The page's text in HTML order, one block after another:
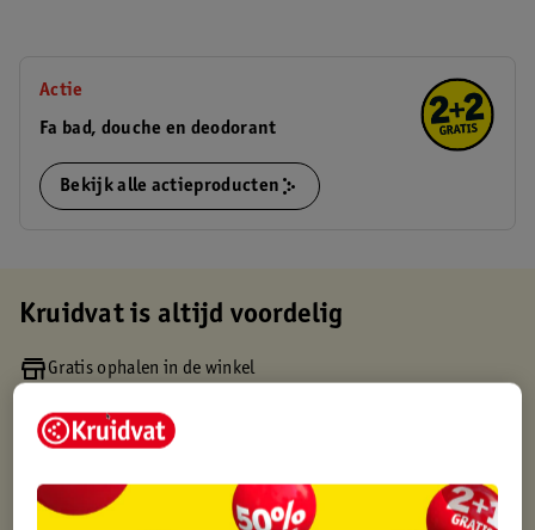
Actie
Fa bad, douche en deodorant
Bekijk alle actieproducten
Kruidvat is altijd voordelig
Gratis ophalen in de winkel
Gratis thuisbezorgd vanaf 50.00
Gratis retourneren binnen 30 dagen
Gratis punten met je Kruidvat kaart